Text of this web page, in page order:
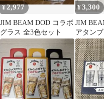
¥2,977
JIM BEAM DOD コラボ
グラス 全3色セット
¥3,300
JIM
アタンブ
色セット